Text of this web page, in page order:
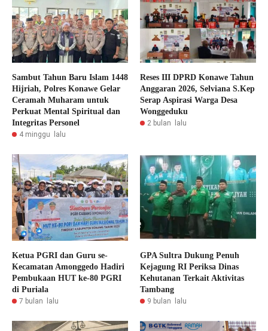
Sambut Tahun Baru Islam 1448
Hijriah, Polres Konawe Gelar
Ceramah Muharam untuk
Perkuat Mental Spiritual dan
Integritas Personel
4 minggu lalu
Reses III DPRD Konawe Tahun
Anggaran 2026, Selviana S.Kep
Serap Aspirasi Warga Desa
Wonggeduku
2 bulan lalu
Ketua PGRI dan Guru se-
Kecamatan Amonggedo Hadiri
Pembukaan HUT ke-80 PGRI
di Puriala
7 bulan lalu
GPA Sultra Dukung Penuh
Kejagung RI Periksa Dinas
Kehutanan Terkait Aktivitas
Tambang
9 bulan lalu